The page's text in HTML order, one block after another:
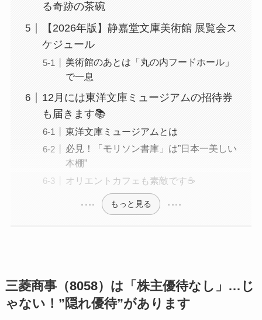
る奇跡の茶碗
【2026年版】静嘉堂文庫美術館 展覧会ス
ケジュール
美術館のあとは「丸の内フードホール」
で一息
12月には東洋文庫ミュージアムの招待券
も届きます📚
東洋文庫ミュージアムとは
必見！「モリソン書庫」は”日本一美しい
本棚”
オリエントカフェも素敵です☕
もっと見る
三菱商事（8058）は「株主優待なし」…じ
ゃない！”隠れ優待”があります